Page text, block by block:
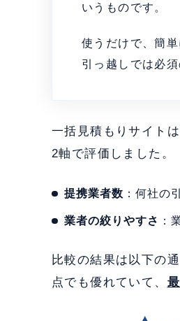
いうものです。
使うだけで、簡
引っ越しでは必
一括見積もりサイト
2軸で評価しました。
提携業者数 ：何社の
業者の絞りやすさ ：
比較の結果は以下の
点でも優れていて、